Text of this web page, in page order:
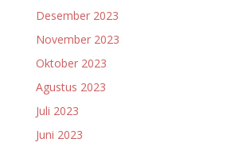
Desember 2023
November 2023
Oktober 2023
Agustus 2023
Juli 2023
Juni 2023